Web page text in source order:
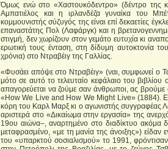
Όμως ενώ στο «Χαστουκόδεντρο» (δέντρο της
Αμπατιέλος και η ιρλανδέζα γυναίκα του
κομμουνιστής σύζυγός της είναι επί δεκαετίες
επαναστάτης Πολ (Λαφάργκ) και η
στιγμή, δεν χωρίζουν στον γεμάτο ευτυχία κι
ερωτική τους ένταση, στη δίδυμη αυτοκτονία
χρόνια) στο Ντραβέιγ της Γαλλίας.
«Φυσάει απόψε στο Ντραβέιγ» (ναι, συμφωνεί ο
μότο σε αυτό το τελευταίο κεφάλαιο του
απαγορεύεται να ζούμε σαν άνθρωποι, ας
«How We Live and How We Might Live» (1884).
κόρη του Καρλ Μαρξ κι ο αγωνιστής συγγραφέας
αριστερά στο «Δικαίωμα στην εργασία» της
19ου αιώνα–, αναρτημένο στο διαδίκτυο ακόμα
μεταφρασμένο, «με τη μανία της άνοιξης»)
του «υπαρκτού σοσιαλισμού» το 1991,